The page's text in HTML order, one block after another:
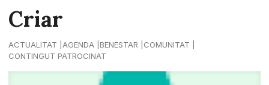
Criar
ACTUALITAT AGENDA BENESTAR
COMUNITAT
CONTINGUT PATROCINAT